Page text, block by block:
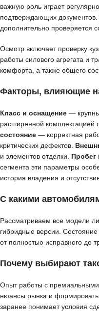
важную роль играет
подтверждающих
дополнительно проверяется
Осмотр включает проверку
работы силового агрегата и
комфорта, а также общего
Факторы, влияющие
Класс и оснащение —
расширенной комплектацией
состояние — корректная
критических дефектов.
и элементов отделки. Пробег
сегмента эти параметры
история владения и
С какими
Рассматриваем все модели
гибридные версии.
от полностью исправного до
Почему выбирают
Опыт работы с премиальными
нюансы рынка и
заранее понимает условия